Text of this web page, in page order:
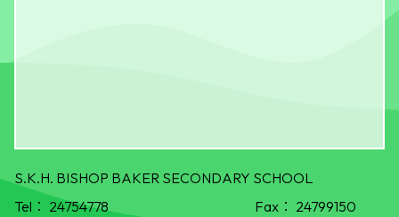
S.K.H. BISHOP BAKER SECONDARY SCHOOL
Tel： 24754778 Fax： 24799150